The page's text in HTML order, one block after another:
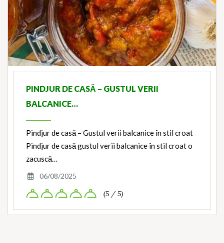
PINDJUR DE CASĂ – GUSTUL VERII
BALCANICE…
Pindjur de casă – Gustul verii balcanice în stil croat
Pindjur de casă gustul verii balcanice în stil croat o
zacuscă…
06/08/2025
(5 / 5)